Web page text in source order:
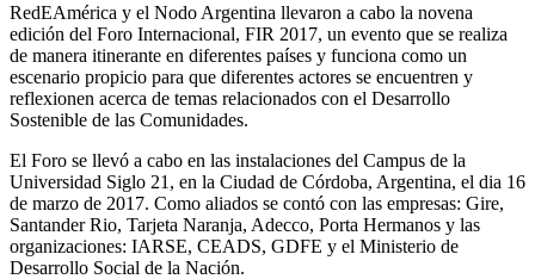
RedEAmérica y el Nodo Argentina llevaron a cabo la novena
edición del Foro Internacional, FIR 2017, un evento que se realiza
de manera itinerante en diferentes países y funciona como un
escenario propicio para que diferentes actores se encuentren y
reflexionen acerca de temas relacionados con el Desarrollo
Sostenible de las Comunidades.
El Foro se llevó a cabo en las instalaciones del Campus de la
Universidad Siglo 21, en la Ciudad de Córdoba, Argentina, el dia 16
de marzo de 2017. Como aliados se contó con las empresas: Gire,
Santander Rio, Tarjeta Naranja, Adecco, Porta Hermanos y las
organizaciones: IARSE, CEADS, GDFE y el Ministerio de
Desarrollo Social de la Nación.